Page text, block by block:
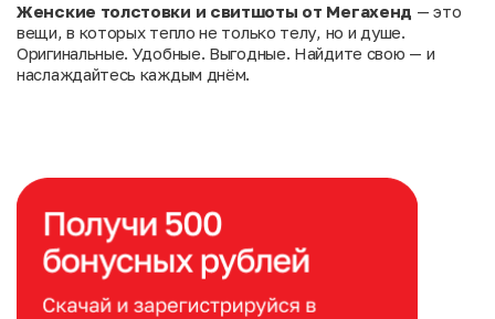
Женские толстовки и свитшоты от Мегахенд — это
вещи, в которых тепло не только телу, но и душе.
Оригинальные. Удобные. Выгодные. Найдите свою — и
наслаждайтесь каждым днём.